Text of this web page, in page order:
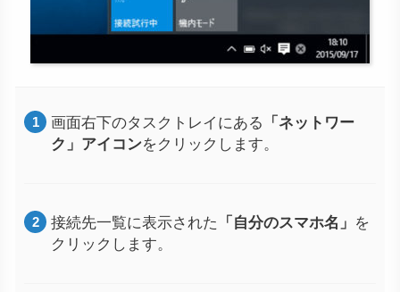
画面右下のタスクトレイにある 「ネットワー
ク」アイコンをクリックします。
接続先一覧に表示された 「自分のスマホ名」 を
クリックします。